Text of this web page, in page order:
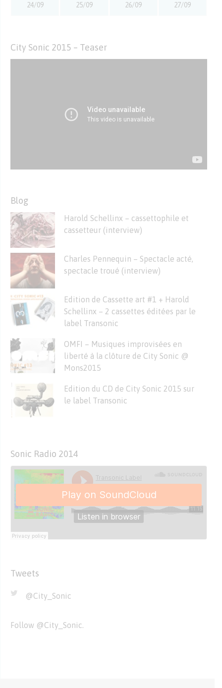
24/09 25/09 26/09 27/09
City Sonic 2015 – Teaser
Blog
Harold Schellinx – cassettophile et
cassetteur (interview)
Charles Pennequin – Spectacle acté,
spectacle troué (interview)
Edition de Cassette art #1 + Harold
Schellinx – 2 cassettes éditées par le
label Transonic
OMFI – Musiques improvisées en
liberté à la clôture de City Sonic @
Mons2015
Edition du CD de City Sonic 2015 sur
le label Transonic
Sonic Radio 2014
Tweets
@City_Sonic
Follow @City_Sonic.